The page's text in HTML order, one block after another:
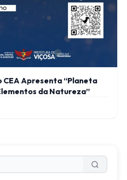
CEA Apresenta “Planeta
da Natureza”